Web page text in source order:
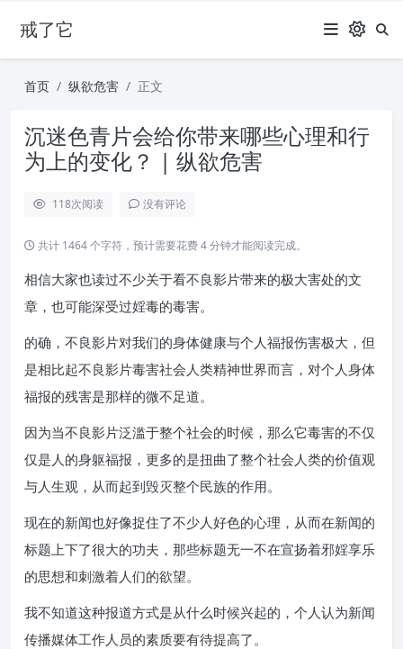
戒了它
首页 纵欲危害 正文
沉迷色青片会给你带来哪些心理和行
为上的变化？ | 纵欲危害
118次阅读 没有评论
共计 1464 个字符，预计需要花费 4 分钟才能阅读完成。
相信大家也读过不少关于看不良影片带来的极大害处的文
章，也可能深受过婬毒的毒害。
的确，不良影片对我们的身体健康与个人福报伤害极大，但
是相比起不良影片毒害社会人类精神世界而言，对个人身体
福报的残害是那样的微不足道。
因为当不良影片泛滥于整个社会的时候，那么它毒害的不仅
仅是人的身躯福报，更多的是扭曲了整个社会人类的价值观
与人生观，从而起到毁灭整个民族的作用。
现在的新闻也好像捉住了不少人好色的心理，从而在新闻的
标题上下了很大的功夫，那些标题无一不在宣扬着邪婬享乐
的思想和刺激着人们的欲望。
我不知道这种报道方式是从什么时候兴起的，个人认为新闻
传播媒体工作人员的素质要有待提高了。